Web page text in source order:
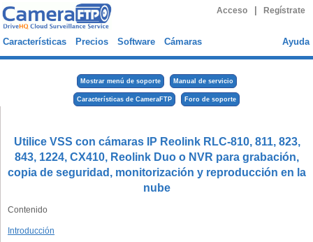
Acceso Regístrate
Características Precios Software Cámaras Ayuda
Mostrar menú de soporte Manual de servicio
Características de CameraFTP Foro de soporte
Utilice VSS con cámaras IP Reolink RLC-810, 811, 823,
843, 1224, CX410, Reolink Duo o NVR para grabación,
copia de seguridad, monitorización y reproducción en la
nube
Contenido
Introducción